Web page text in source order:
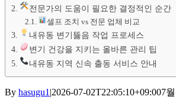
전문가의 도움이 필요한 결정적인 순간
셀프 조치 vs 전문 업체 비교
내유동 변기뚫음 작업 프로세스
변기 건강을 지키는 올바른 관리 팁
내유동 지역 신속 출동 서비스 안내
By hasugu1 |2026-07-02T22:05:10+09:007